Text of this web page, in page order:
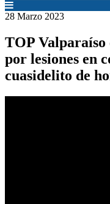
28 Marzo 2023
TOP Valparaíso
por lesiones en
cuasidelito de